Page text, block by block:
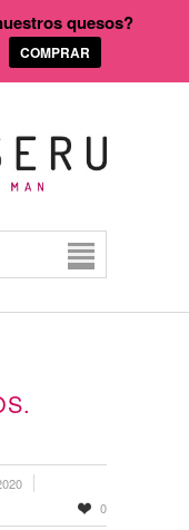
0
quesos?
COMPRAR